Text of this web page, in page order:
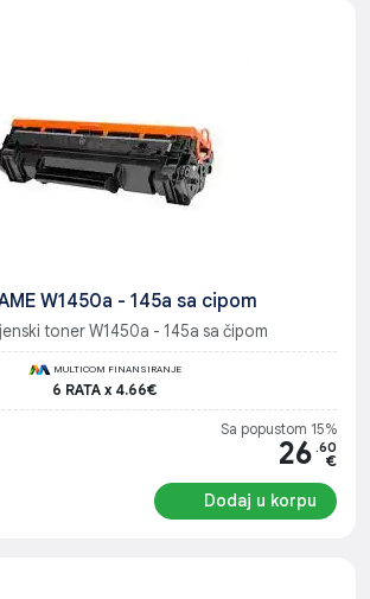
W1450a - 145a sa cipom
toner W1450a - 145a sa čipom
MULTICOM FINANSIRANJE
6 RATA x 4.66€
Sa popustom 15%
26 .60
€
Dodaj u korpu